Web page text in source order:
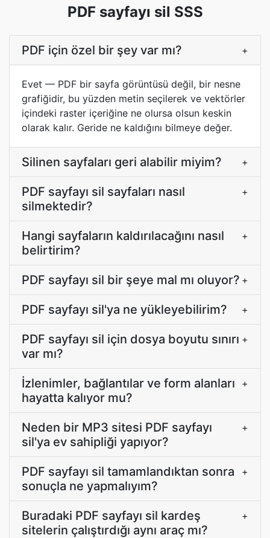
PDF sayfayı sil SSS
PDF için özel bir şey var mı? +
Evet — PDF bir sayfa görüntüsü değil, bir nesne
grafiğidir, bu yüzden metin seçilerek ve vektörler
içindeki raster içeriğine ne olursa olsun keskin
olarak kalır. Geride ne kaldığını bilmeye değer.
Silinen sayfaları geri alabilir miyim? +
PDF sayfayı sil sayfaları nasıl
silmektedir?
+
Hangi sayfaların kaldırılacağını nasıl
belirtirim?
+
PDF sayfayı sil bir şeye mal mı oluyor? +
PDF sayfayı sil'ya ne yükleyebilirim? +
PDF sayfayı sil için dosya boyutu sınırı
var mı?
+
İzlenimler, bağlantılar ve form alanları
hayatta kalıyor mu?
+
Neden bir MP3 sitesi PDF sayfayı
sil'ya ev sahipliği yapıyor?
+
PDF sayfayı sil tamamlandıktan sonra
sonuçla ne yapmalıyım?
+
Buradaki PDF sayfayı sil kardeş
sitelerin çalıştırdığı aynı araç mı?
+